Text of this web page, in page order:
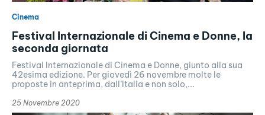
Cinema
Festival Internazionale di Cinema e Donne, la
seconda giornata
Festival Internazionale di Cinema e Donne, giunto alla sua
42esima edizione. Per giovedì 26 novembre molte le
proposte in anteprima, dall’Italia e non solo,...
25 Novembre 2020